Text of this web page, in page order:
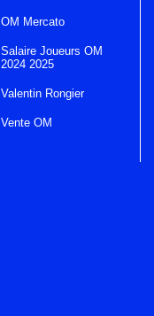
OM Mercato
Salaire Joueurs OM
2024 2025
Valentin Rongier
Vente OM